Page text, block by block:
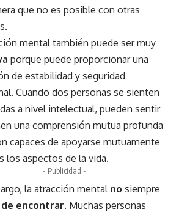
que no es posible con otras
mental también puede ser muy
porque puede proporcionar una
de estabilidad y seguridad
Cuando dos personas se sienten
a nivel intelectual, pueden sentir
una comprensión mutua profunda
capaces de apoyarse mutuamente
los aspectos de la vida.
- Publicidad -
la atracción mental no siempre
encontrar. Muchas personas